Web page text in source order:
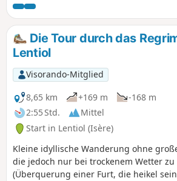
entspringt. Teiche, eine Fischzucht, eine
Kirche und ihr Priorat aus dem 11.
Jahrhundert, in dem einst sechs
Mönche lebten, sowie ein zentraler
neben schönen Wasserflächen. Also,
haltet die Augen offen und seid
neugierig, denn dieses Dorf hat wie
viele andere eine lange Geschichte. An
alle Wanderer, die meine Wanderrouten
erkunden: Ihr könnt Fotos hochladen
und dabei den Standort auf der Route
angeben.
Die Tour durch das
Lentiol
Visorando-Mitglied
8,65 km
+169 m
-168 m
2:55 Std.
Mittel
Start in Lentiol (Isère)
Kleine idyllische Wanderung ohne
die jedoch nur bei trockenem Wetter
(Überquerung einer Furt, die heikel